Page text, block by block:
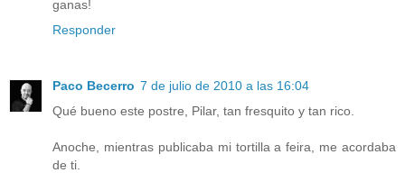
ganas!
Responder
Paco Becerro 7 de julio de 2010 a las 16:04
Qué bueno este postre, Pilar, tan fresquito y tan rico.
Anoche, mientras publicaba mi tortilla a feira, me acordaba
de ti.